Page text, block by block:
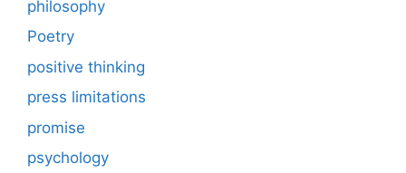
philosophy
Poetry
positive thinking
press limitations
promise
psychology